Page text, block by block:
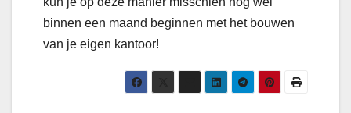
binnen een maand beginnen met het bouwen
van je eigen kantoor!